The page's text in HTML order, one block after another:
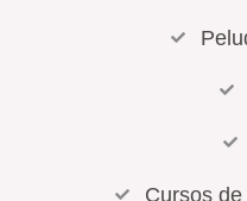
Cursos